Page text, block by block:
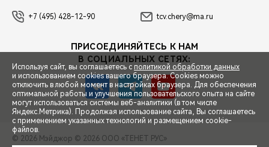
СПЕЦПРЕДЛОЖЕНИЯ
ЗАПИСЬ НА ТЕСТ-ДРАЙВ
+7 (495) 428-12-90 tcv.chery@ma.ru
ПРИСОЕДИНЯЙТЕСЬ К НАМ
В СОЦИАЛЬНЫХ СЕТЯХ:
© 2026 Мэйджор © 2026 ООО «ТЕНЕТ РУС»
Используя сайт, вы соглашаетесь с политикой обработки данных
и использованием cookies вашего браузера. Cookies можно
отключить в любой момент в настройках браузера. Для обеспечения
оптимальной работы и улучшения пользовательского опыта на сайте
могут использоваться системы веб-аналитики (в том числе
Яндекс.Метрика). Продолжая использование сайта, Вы соглашаетесь
с применением указанных технологий и размещением cookie-
файлов.